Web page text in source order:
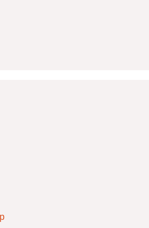
est donc important de se renseigner
important pour les restaurateurs de